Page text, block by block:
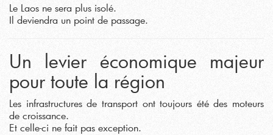
Le Laos ne sera plus isolé.
Il deviendra un point de passage.
Un levier économique majeur
pour toute la région
Les infrastructures de transport ont toujours été des moteurs
de croissance.
Et celle-ci ne fait pas exception.